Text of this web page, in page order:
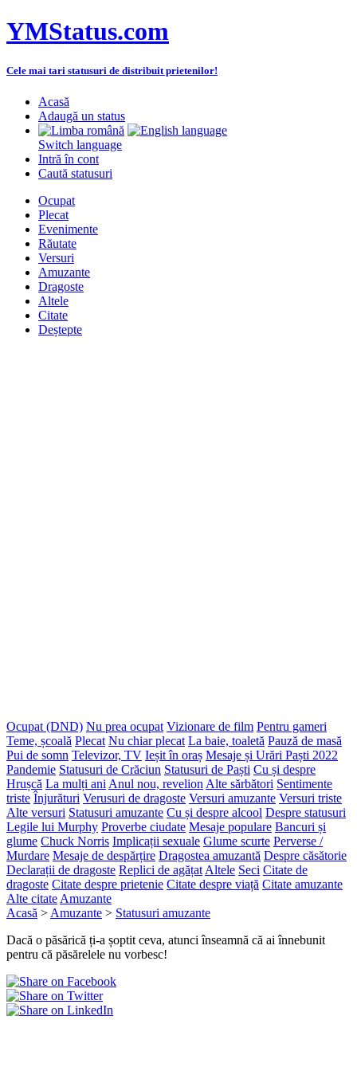
YMStatus.com
Cele mai tari statusuri de distribuit prietenilor!
Acasă
Adaugă un status
Switch language
Intră în cont
Caută statusuri
Ocupat
Plecat
Evenimente
Răutate
Versuri
Amuzante
Dragoste
Altele
Citate
Deștepte
Ocupat (DND) Nu prea ocupat Vizionare de film Pentru gameri
Teme, școală Plecat Nu chiar plecat La baie, toaletă Pauză de masă
Pui de somn Televizor, TV Ieșit în oraș Mesaje și Urări Paști 2022
Pandemie Statusuri de Crăciun Statusuri de Paști Cu și despre
Hrușcă La mulți ani Anul nou, revelion Alte sărbători Sentimente
triste Înjurături Verusuri de dragoste Versuri amuzante Versuri triste
Alte versuri Statusuri amuzante Cu și despre alcool Despre statusuri
Legile lui Murphy Proverbe ciudate Mesaje populare Bancuri și
glume Chuck Norris Implicații sexuale Glume scurte Perverse /
Murdare Mesaje de despărțire Dragostea amuzantă Despre căsătorie
Declarații de dragoste Replici de agățat Altele Seci Citate de
dragoste Citate despre prietenie Citate despre viață Citate amuzante
Alte citate Amuzante
Acasă > Amuzante > Statusuri amuzante
Dacă o păsărică ți-a șoptit ceva, atunci înseamnă că ai înnebunit
pentru că păsărelele nu vorbesc!